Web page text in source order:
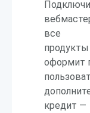
все
оформит
кредит —